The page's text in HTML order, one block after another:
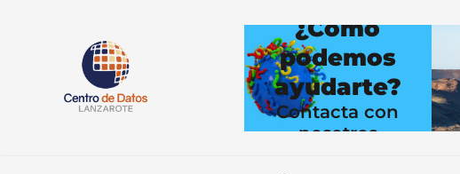
¿Cómo
podemos
ayudarte?
Contacta con
nosotros